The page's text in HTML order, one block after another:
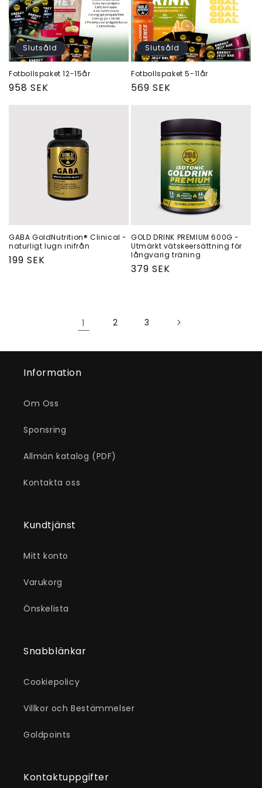
Slutsåld
Fotbollspaket 12-15år
Ordinarie
pris
958 SEK
Slutsåld
Fotbollspaket 5-11år
Ordinarie
569 SEK
GABA GoldNutrition® Clinical -
naturligt lugn inifrån
Ordinarie
199 SEK
GOLD DRINK PREMIUM 600G -
Utmärkt vätskeersättning för
långvarig träning
Ordinarie
379 SEK
1 2 3
Information
Om Oss
Sponsring
Allmän katalog (PDF)
Kontakta oss
Kundtjänst
Mitt konto
Varukorg
Önskelista
Snabblänkar
Cookiepolicy
Villkor och Bestämmelser
Goldpoints
Kontaktuppgifter